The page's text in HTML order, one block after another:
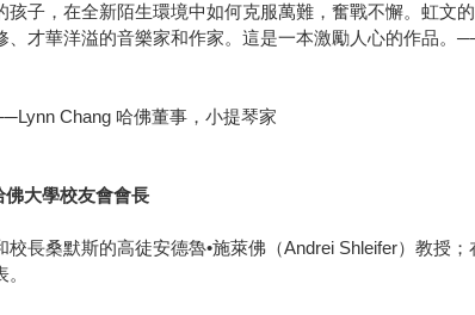
子，在全新陌生環境中如何克服萬難，奮戰不懈。虹文
、才華洋溢的音樂家和作家。這是一本激勵人心的作品
Chang 哈佛董事，小提琴家
大學校友會會長
長桑默斯的高徒安德魯•施萊佛（Andrei Shleifer）教授